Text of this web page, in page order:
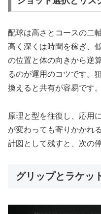
配球は高さとコースの二
高く深くは時間を稼ぎ、
の位置と体の向きから逆
るのが運用のコツです。
換えると共有が容易です。
原理と型を往復し、応用
が変わっても寄りかかれ
計図として残すと、次の
グリップとラケッ